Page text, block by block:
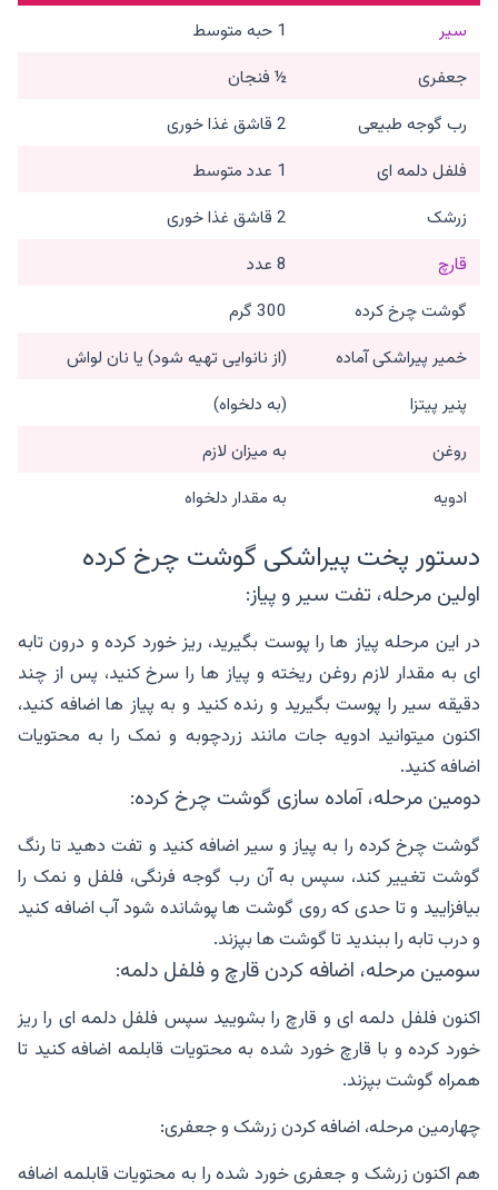
سیر
1 حبه متوسط
جعفری
½ فنجان
رب گوجه طبیعی
2 قاشق غذا خوری
فلفل دلمه ای
1 عدد متوسط
زرشک
2 قاشق غذا خوری
قارچ
8 عدد
گوشت چرخ کرده
300 گرم
خمیر پیراشکی آماده
(از نانوایی تهیه شود) یا نان لواش
پنیر پیتزا
(به دلخواه)
روغن
به میزان لازم
ادویه
به مقدار دلخواه
دستور پخت پیراشکی گوشت چرخ کرده
اولین مرحله، تفت سیر و پیاز:
در این مرحله پیاز ها را پوست بگیرید، ریز خورد کرده و درون تابه
ای به مقدار لازم روغن ریخته و پیاز ها را سرخ کنید، پس از چند
دقیقه سیر را پوست بگیرید و رنده کنید و به پیاز ها اضافه کنید،
اکنون میتوانید ادویه جات مانند زردچوبه و نمک را به محتویات
اضافه کنید.
دومین مرحله، آماده سازی گوشت چرخ کرده:
گوشت چرخ کرده را به پیاز و سیر اضافه کنید و تفت دهید تا رنگ
گوشت تغییر کند، سپس به آن رب گوجه فرنگی، فلفل و نمک را
بیافزایید و تا حدی که روی گوشت ها پوشانده شود آب اضافه کنید
و درب تابه را ببندید تا گوشت ها بپزند.
سومین مرحله، اضافه کردن قارچ و فلفل دلمه:
اکنون فلفل دلمه ای و قارچ را بشویید سپس فلفل دلمه ای را ریز
خورد کرده و با قارچ خورد شده به محتویات قابلمه اضافه کنید تا
همراه گوشت بپزند.
چهارمین مرحله، اضافه کردن زرشک و جعفری:
هم اکنون زرشک و جعفری خورد شده را به محتویات قابلمه اضافه